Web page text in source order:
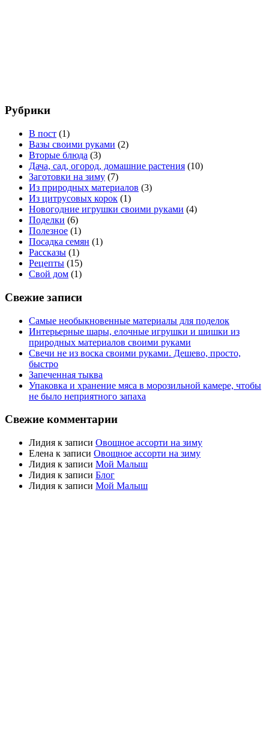
Рубрики
В пост (1)
Вазы своими руками (2)
Вторые блюда (3)
Дача, сад, огород, домашние растения (10)
Заготовки на зиму (7)
Из природных материалов (3)
Из цитрусовых корок (1)
Новогодние игрушки своими руками (4)
Поделки (6)
Полезное (1)
Посадка семян (1)
Рассказы (1)
Рецепты (15)
Свой дом (1)
Свежие записи
Самые необыкновенные материалы для поделок
Интерьерные шары, елочные игрушки и шишки из
природных материалов своими руками
Свечи не из воска своими руками. Дешево, просто,
быстро
Запеченная тыква
Упаковка и хранение мяса в морозильной камере, чтобы
не было неприятного запаха
Свежие комментарии
Лидия к записи Овощное ассорти на зиму
Елена к записи Овощное ассорти на зиму
Лидия к записи Мой Малыш
Лидия к записи Блог
Лидия к записи Мой Малыш